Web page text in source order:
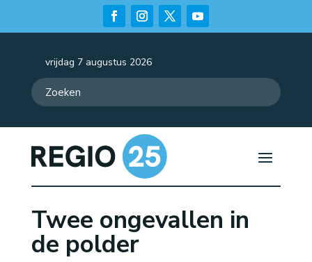
vrijdag 7 augustus 2026
Twee ongevallen in
de polder